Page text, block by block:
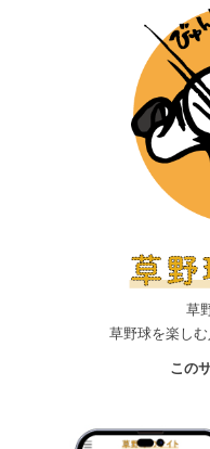
草
草野球を楽しむ
この